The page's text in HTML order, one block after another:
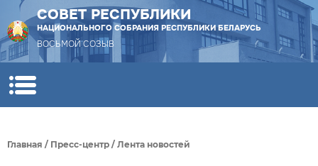
СОВЕТ РЕСПУБЛИКИ
НАЦИОНАЛЬНОГО СОБРАНИЯ РЕСПУБЛИКИ БЕЛАРУСЬ
ВОСЬМОЙ СОЗЫВ
Главная / Пресс-центр / Лента новостей